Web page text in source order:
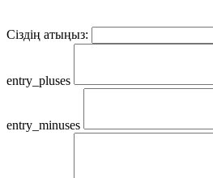
Сіздің атыңыз:
entry_pluses
entry_minuses